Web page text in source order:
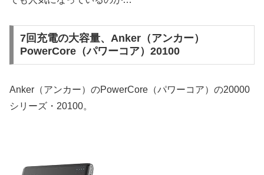
7回充電の大容量、Anker（アンカー）
PowerCore（パワーコア）20100
Anker（アンカー）のPowerCore（パワーコア）の20000
シリーズ・20100。